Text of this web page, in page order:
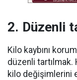
2. Düzenli
Kilo kaybını
düzenli tartılmak.
kilo değişimlerini